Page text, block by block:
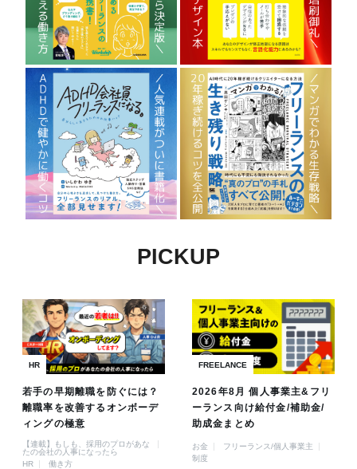
PICKUP
HR
若手の早期離職を防ぐには？
離職率を改善するオンボーデ
ィングの極意
【連載】もしも、採用のプロがあな
たの会社の人事になったら
HR
働き方
FREELANCE
2026年8月 個人事業主&フリ
ーランス向け給付金/補助金/
助成金まとめ
お金
フリーランス/個人事業主
制度